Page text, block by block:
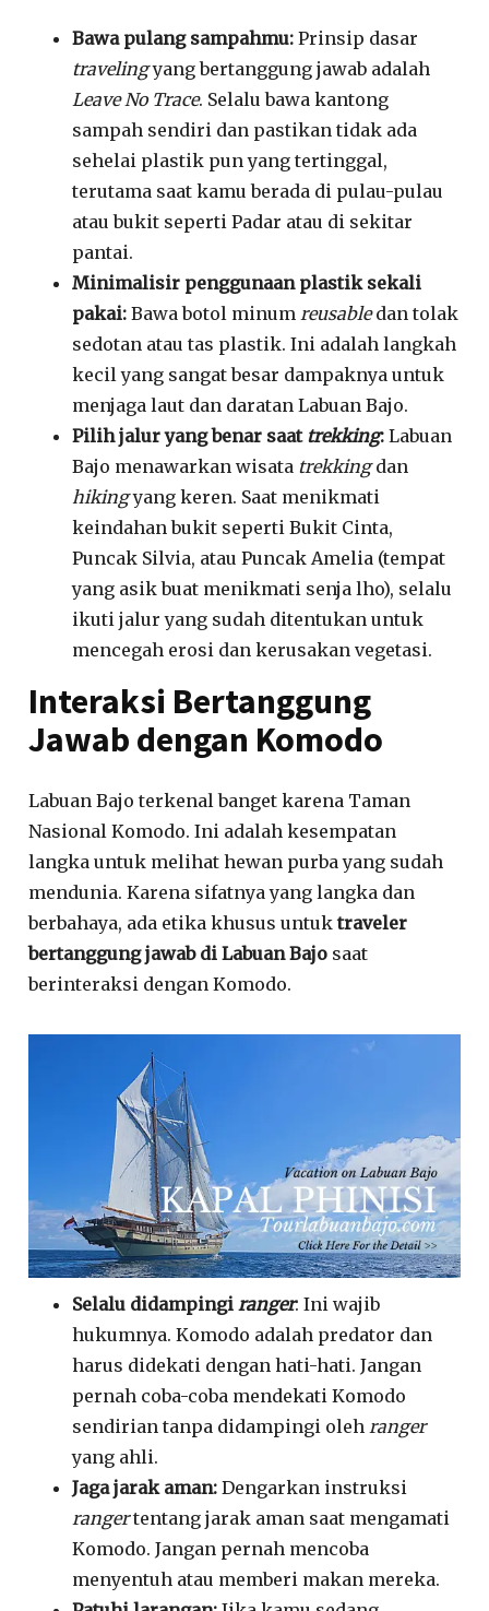
Bawa pulang sampahmu: Prinsip dasar
travelingyang bertanggung jawab adalah
Leave No Trace. Selalu bawa kantong
sampah sendiri dan pastikan tidak ada
sehelai plastik pun yang tertinggal,
terutama saat kamu berada di pulau-pulau
atau bukit seperti Padar atau di sekitar
pantai.
Minimalisir penggunaan plastik sekali
pakai: Bawa botol minumreusabledan tolak
sedotan atau tas plastik. Ini adalah langkah
kecil yang sangat besar dampaknya untuk
menjaga laut dan daratan Labuan Bajo.
Pilih jalur yang benar saat trekking: Labuan
Bajo menawarkan wisata trekkingdan
hikingyang keren. Saat menikmati
keindahan bukit seperti Bukit Cinta,
Puncak Silvia, atau Puncak Amelia (tempat
yang asik buat menikmati senja lho), selalu
ikuti jalur yang sudah ditentukan untuk
mencegah erosi dan kerusakan vegetasi.
Interaksi Bertanggung
Jawab dengan Komodo
Labuan Bajo terkenal banget karena Taman
Nasional Komodo.Ini adalah kesempatan
langka untuk melihat hewan purba yang sudah
mendunia. Karena sifatnya yang langka dan
berbahaya, ada etika khusus untuktraveler
bertanggung jawab di Labuan Bajo saat
berinteraksi dengan Komodo.
Selalu didampingi ranger: Ini wajib
hukumnya. Komodo adalah predator dan
harus didekati dengan hati-hati. Jangan
pernah coba-coba mendekati Komodo
sendirian tanpa didampingi oleh ranger
yang ahli.
Jaga jarak aman: Dengarkan instruksi
rangertentang jarak aman saat mengamati
Komodo. Jangan pernah mencoba
menyentuh atau memberi makan mereka.